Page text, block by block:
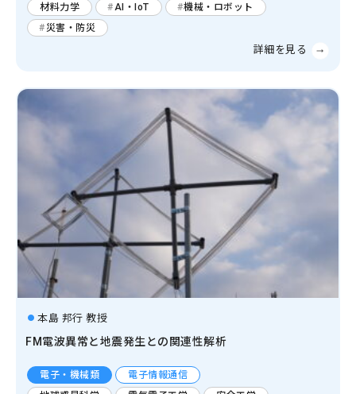
材料力学
AI・IoT
機械・ロボット
災害・防災
本島 邦行 教授
FM電波異常と地震発生との関連性解析
電子・機械類
電子情報通信